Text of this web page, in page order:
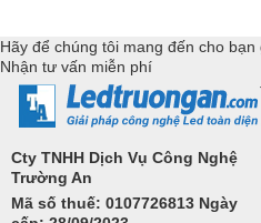
Hãy để chúng tôi mang đến cho
Nhận tư vấn miễn phí
Cty TNHH Dịch Vụ Công Nghệ
Trường An
Mã số thuế: 0107726813 Ngày